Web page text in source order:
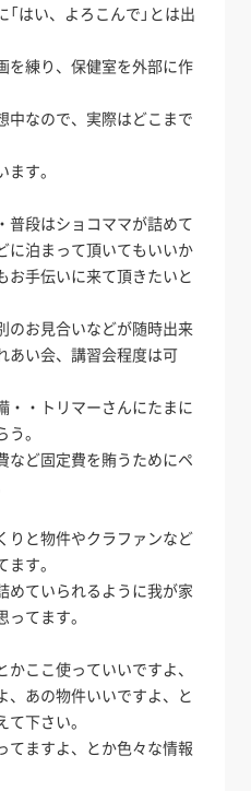
はい、よろこんで」とは出
を練り、保健室を外部に作
中なので、実際はどこまで
す。
普段はショコママが詰めて
に泊まって頂いてもいいか
お手伝いに来て頂きたいと
お見合いなどが随時出来
あい会、講習会程度は可
・トリマーさんにたまに
。
ど固定費を賄うためにペ
りと物件やクラファンなど
す。
めていられるように我が家
てます。
ここ使っていいですよ、
、あの物件いいですよ、と
下さい。
てますよ、とか色々な情報